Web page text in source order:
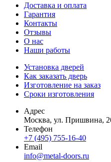
Доставка и оплата
Гарантия
Контакты
Отзывы
О нас
Наши работы
Установка дверей
Как заказать дверь
Изготовление на заказ
Сроки изготовления
Адрес
Москва, ул. Пришвина,
Телефон
+7 (495) 755-16-40
Email
info@metal-doors.ru